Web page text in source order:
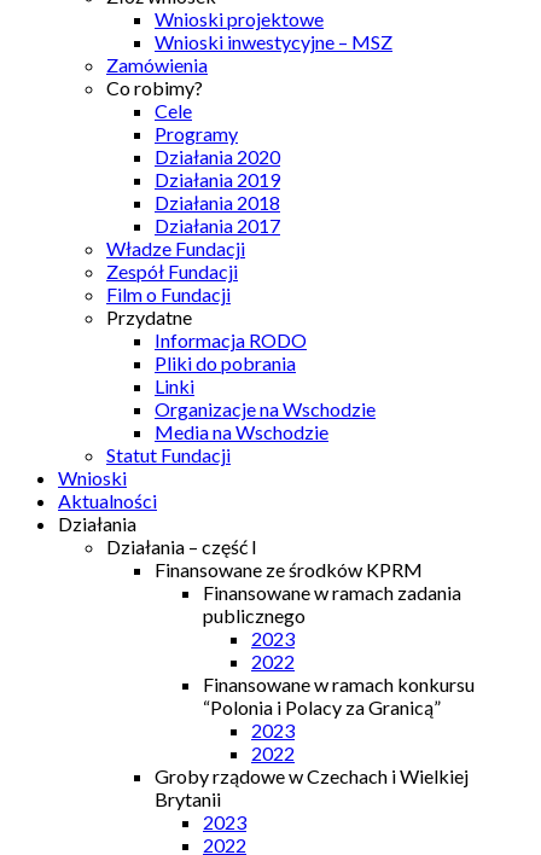
Wnioski projektowe
Wnioski inwestycyjne – MSZ
Zamówienia
Co robimy?
Cele
Programy
Działania 2020
Działania 2019
Działania 2018
Działania 2017
Władze Fundacji
Zespół Fundacji
Film o Fundacji
Przydatne
Informacja RODO
Pliki do pobrania
Linki
Organizacje na Wschodzie
Media na Wschodzie
Statut Fundacji
Wnioski
Aktualności
Działania
Działania – część I
Finansowane ze środków KPRM
Finansowane w ramach zadania
publicznego
2023
2022
Finansowane w ramach konkursu
“Polonia i Polacy za Granicą”
2023
2022
Groby rządowe w Czechach i Wielkiej
Brytanii
2023
2022